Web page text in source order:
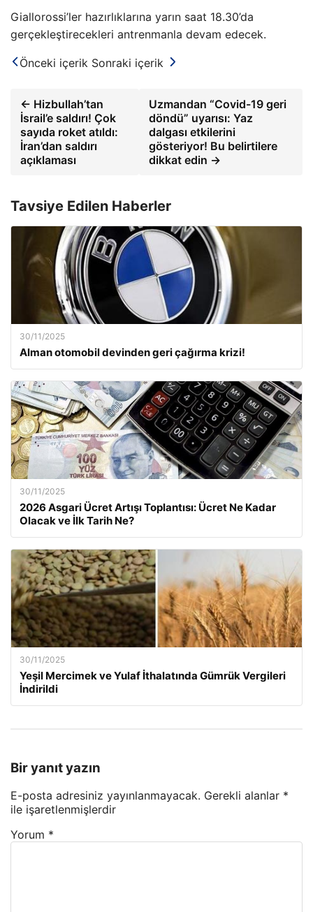
Giallorossi’ler hazırlıklarına yarın saat 18.30’da
gerçekleştirecekleri antrenmanla devam edecek.
Önceki içerik Sonraki içerik
← Hizbullah’tan
İsrail’e saldırı! Çok
sayıda roket atıldı:
İran’dan saldırı
açıklaması
Uzmandan “Covid-19 geri
döndü” uyarısı: Yaz
dalgası etkilerini
gösteriyor! Bu belirtilere
dikkat edin →
Tavsiye Edilen Haberler
30/11/2025
Alman otomobil devinden geri çağırma krizi!
30/11/2025
2026 Asgari Ücret Artışı Toplantısı: Ücret Ne Kadar
Olacak ve İlk Tarih Ne?
30/11/2025
Yeşil Mercimek ve Yulaf İthalatında Gümrük Vergileri
İndirildi
Bir yanıt yazın
E-posta adresiniz yayınlanmayacak. Gerekli alanlar *
ile işaretlenmişlerdir
Yorum *